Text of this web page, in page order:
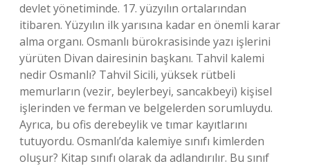
devlet yönetiminde. 17. yüzyılın ortalarından
itibaren. Yüzyılın ilk yarısına kadar en önemli karar
alma organı. Osmanlı bürokrasisinde yazı işlerini
yürüten Divan dairesinin başkanı. Tahvil kalemi
nedir Osmanlı? Tahvil Sicili, yüksek rütbeli
memurların (vezir, beylerbeyi, sancakbeyi) kişisel
işlerinden ve ferman ve belgelerden sorumluydu.
Ayrıca, bu ofis derebeylik ve tımar kayıtlarını
tutuyordu. Osmanlı’da kalemiye sınıfı kimlerden
oluşur? Kitap sınıfı olarak da adlandırılır. Bu sınıf